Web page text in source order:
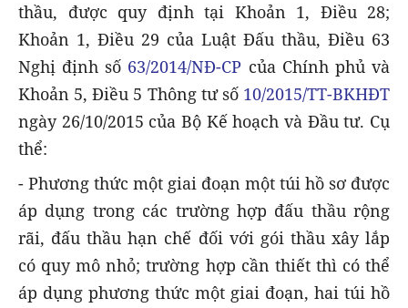
thầu, được quy định tại Khoản 1, Điều 28;
Khoản 1, Điều 29 của Luật Đấu thầu, Điều 63
Nghị định số 63/2014/NĐ-CP của Chính phủ và
Khoản 5, Điều 5 Thông tư số 10/2015/TT-BKHĐT
ngày 26/10/2015 của Bộ Kế hoạch và Đầu tư. Cụ
thể:
- Phương thức một giai đoạn một túi hồ sơ được
áp dụng trong các trường hợp đấu thầu rộng
rãi, đấu thầu hạn chế đối với gói thầu xây lắp
có quy mô nhỏ; trường hợp cần thiết thì có thể
áp dụng phương thức một giai đoạn, hai túi hồ